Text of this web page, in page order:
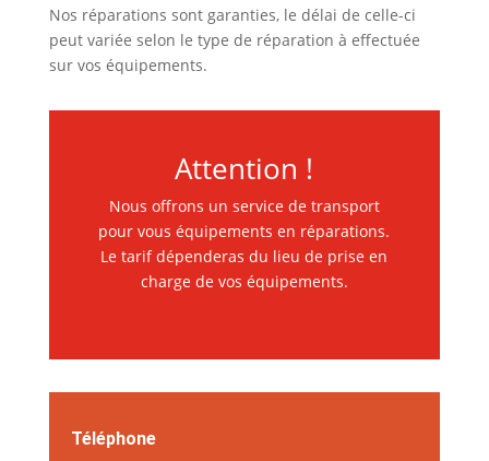
Nos réparations sont garanties, le délai de celle-ci
peut variée selon le type de réparation à effectuée
sur vos équipements.
Attention !
Nous offrons un service de transport
pour vous équipements en réparations.
Le tarif dépenderas du lieu de prise en
charge de vos équipements.
Téléphone